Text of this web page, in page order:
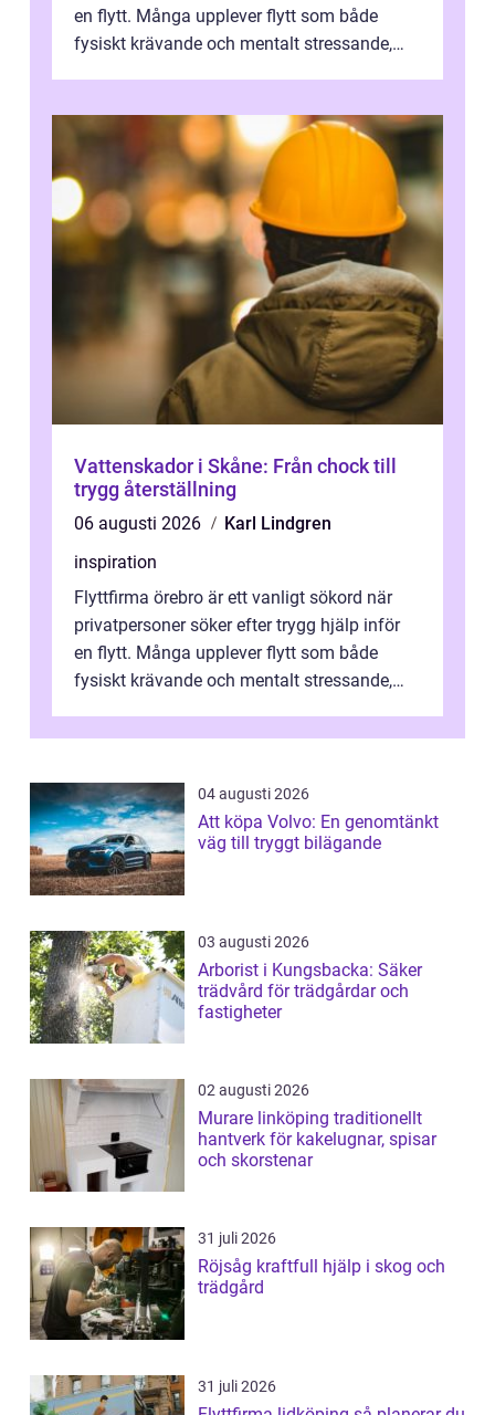
en flytt. Många upplever flytt som både
fysiskt krävande och mentalt stressande,
Vattenskador i Skåne: Från chock till
trygg återställning
06 augusti 2026
Karl Lindgren
inspiration
Flyttfirma örebro är ett vanligt sökord när
privatpersoner söker efter trygg hjälp inför
en flytt. Många upplever flytt som både
fysiskt krävande och mentalt stressande,
04 augusti 2026
Att köpa Volvo: En genomtänkt
väg till tryggt bilägande
03 augusti 2026
Arborist i Kungsbacka: Säker
trädvård för trädgårdar och
fastigheter
02 augusti 2026
Murare linköping traditionellt
hantverk för kakelugnar, spisar
och skorstenar
31 juli 2026
Röjsåg kraftfull hjälp i skog och
trädgård
31 juli 2026